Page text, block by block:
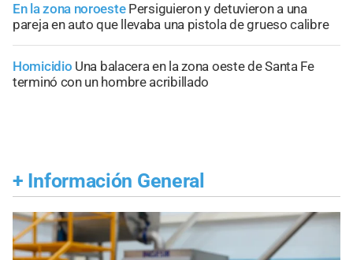
En la zona noroeste Persiguieron y detuvieron a una
pareja en auto que llevaba una pistola de grueso calibre
Homicidio Una balacera en la zona oeste de Santa Fe
terminó con un hombre acribillado
+ Información General